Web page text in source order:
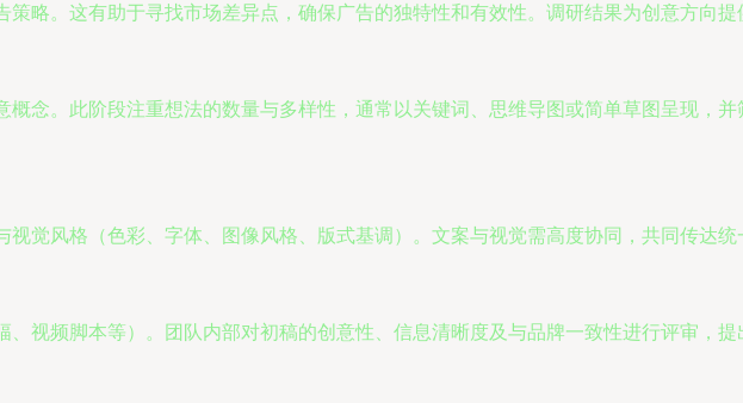
略。这有助于寻找市场差异点，确保广告的独特性和有效性。调研结果为创意方向提
念。此阶段注重想法的数量与多样性，通常以关键词、思维导图或简单草图呈现，
觉风格（色彩、字体、图像风格、版式基调）。文案与视觉需高度协同，共同传达统
视频脚本等）。团队内部对初稿的创意性、信息清晰度及与品牌一致性进行评审，提